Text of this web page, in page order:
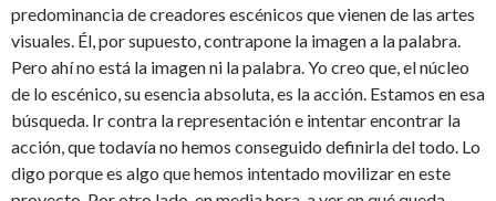
predominancia de creadores escénicos que vienen de las artes
visuales. Él, por supuesto, contrapone la imagen a la palabra.
Pero ahí no está la imagen ni la palabra. Yo creo que, el núcleo
de lo escénico, su esencia absoluta, es la acción. Estamos en esa
búsqueda. Ir contra la representación e intentar encontrar la
acción, que todavía no hemos conseguido definirla del todo. Lo
digo porque es algo que hemos intentado movilizar en este